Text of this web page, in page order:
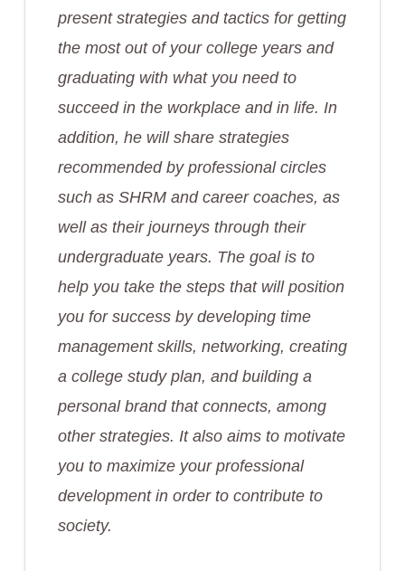
present strategies and tactics for getting
the most out of your college years and
graduating with what you need to
succeed in the workplace and in life. In
addition, he will share strategies
recommended by professional circles
such as SHRM and career coaches, as
well as their journeys through their
undergraduate years. The goal is to
help you take the steps that will position
you for success by developing time
management skills, networking, creating
a college study plan, and building a
personal brand that connects, among
other strategies. It also aims to motivate
you to maximize your professional
development in order to contribute to
society.